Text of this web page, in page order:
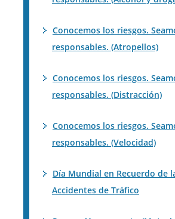
Conocemos los riesgos.
responsables. (Atropellos)
Conocemos los riesgos.
responsables. (Distracción)
Conocemos los riesgos.
responsables. (Velocidad)
Día Mundial en Recuerdo de
Accidentes de Tráfico